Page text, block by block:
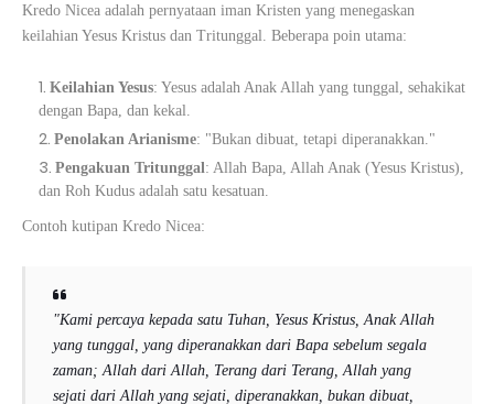
Kredo Nicea adalah pernyataan iman Kristen yang menegaskan
keilahian Yesus Kristus dan Tritunggal. Beberapa poin utama:
Keilahian Yesus: Yesus adalah Anak Allah yang tunggal, sehakikat
dengan Bapa, dan kekal.
Penolakan Arianisme: "Bukan dibuat, tetapi diperanakkan."
Pengakuan Tritunggal: Allah Bapa, Allah Anak (Yesus Kristus),
dan Roh Kudus adalah satu kesatuan.
Contoh kutipan Kredo Nicea:
"Kami percaya kepada satu Tuhan, Yesus Kristus, Anak Allah
yang tunggal, yang diperanakkan dari Bapa sebelum segala
zaman; Allah dari Allah, Terang dari Terang, Allah yang
sejati dari Allah yang sejati, diperanakkan, bukan dibuat,